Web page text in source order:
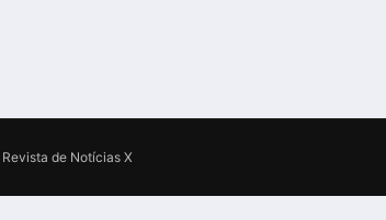
Revista de Notícias X